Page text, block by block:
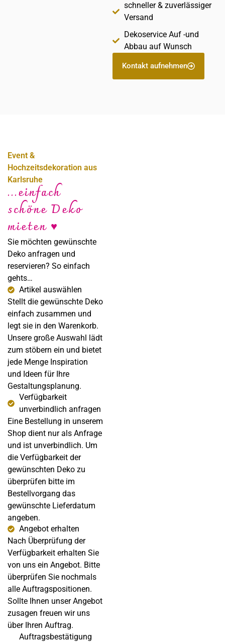
schneller & zuverlässiger
Versand
Dekoservice Auf -und
Abbau auf Wunsch
Kontakt aufnehmen
Event &
Hochzeitsdekoration aus
Karlsruhe
...einfach
schöne Deko
mieten ♥
Sie möchten gewünschte
Deko anfragen und
reservieren? So einfach
gehts…
Artikel auswählen
Stellt die gewünschte Deko
einfach zusammen und
legt sie in den Warenkorb.
Unsere große Auswahl lädt
zum stöbern ein und bietet
jede Menge Inspiration
und Ideen für Ihre
Gestaltungsplanung.
Verfügbarkeit
unverbindlich anfragen
Eine Bestellung in unserem
Shop dient nur als Anfrage
und ist unverbindlich. Um
die Verfügbarkeit der
gewünschten Deko zu
überprüfen bitte im
Bestellvorgang das
gewünschte Lieferdatum
angeben.
Angebot erhalten
Nach Überprüfung der
Verfügbarkeit erhalten Sie
von uns ein Angebot. Bitte
überprüfen Sie nochmals
alle Auftragspositionen.
Sollte Ihnen unser Angebot
zusagen freuen wir uns
über Ihren Auftrag.
Auftragsbestätigung